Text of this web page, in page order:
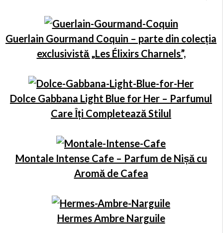
Guerlain Gourmand Coquin – parte din colecția
exclusivistă „Les Élixirs Charnels”,
Dolce Gabbana Light Blue for Her – Parfumul
Care Îți Completează Stilul
Montale Intense Cafe – Parfum de Nișă cu
Aromă de Cafea
Hermes Ambre Narguile